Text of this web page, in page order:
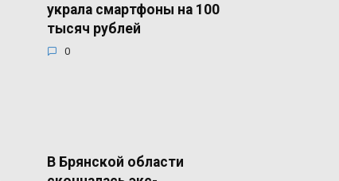
украла смартфоны на 100
тысяч рублей
0
В Брянской области